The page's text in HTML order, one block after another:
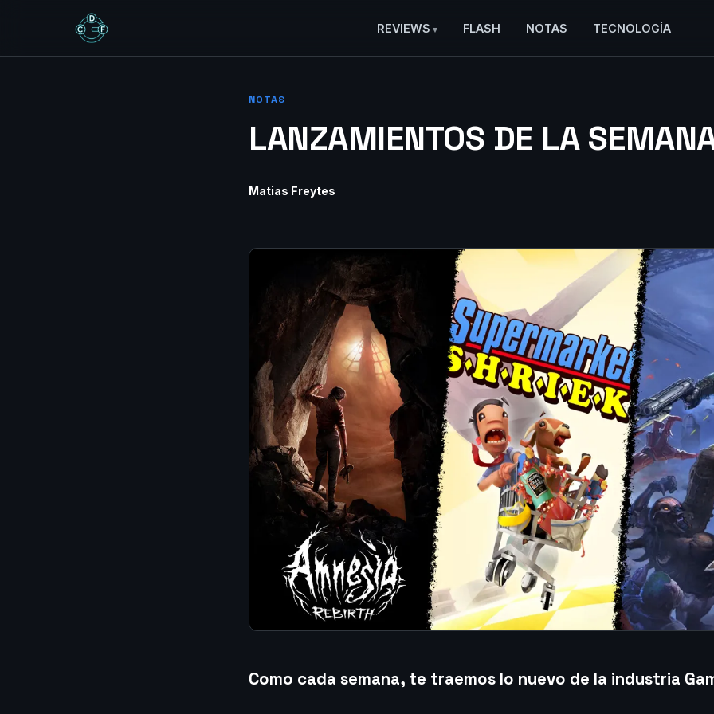
REVIEWS FLASH NOTAS TECNOLOGÍA
NOTAS
LANZAMIENTOS DE LA
Matias Freytes
Como cada semana, te traemos lo nuevo de la industria